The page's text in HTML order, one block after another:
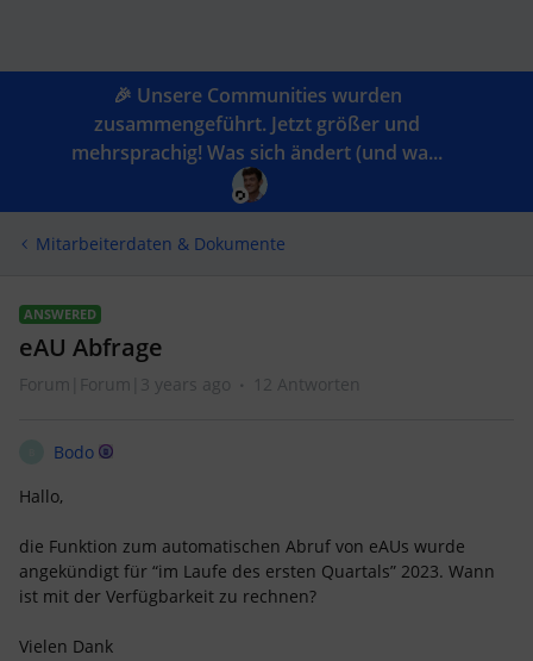
🎉 Unsere Communities wurden
zusammengeführt. Jetzt größer und
mehrsprachig! Was sich ändert (und wa...
Mitarbeiterdaten & Dokumente
ANSWERED
eAU Abfrage
Forum|Forum|3 years ago 12 Antworten
Bodo
Hallo,
die Funktion zum automatischen Abruf von eAUs wurde
angekündigt für “im Laufe des ersten Quartals” 2023. Wann
ist mit der Verfügbarkeit zu rechnen?
Vielen Dank